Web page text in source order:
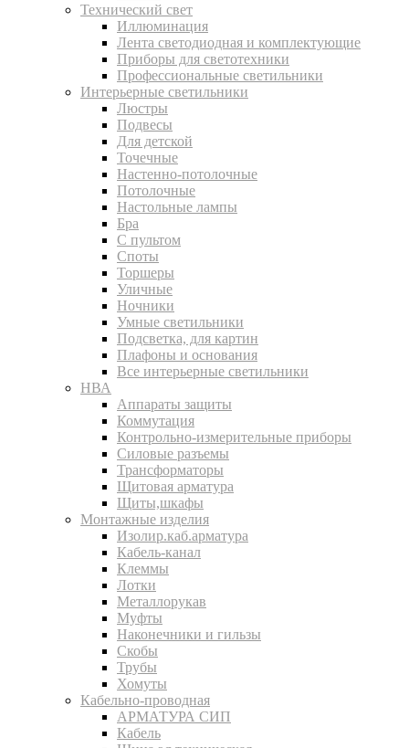
Технический свет
Иллюминация
Лента светодиодная и комплектующие
Приборы для светотехники
Профессиональные светильники
Интерьерные светильники
Люстры
Подвесы
Для детской
Точечные
Настенно-потолочные
Потолочные
Настольные лампы
Бра
С пультом
Споты
Торшеры
Уличные
Ночники
Умные светильники
Подсветка, для картин
Плафоны и основания
Все интерьерные светильники
НВА
Аппараты защиты
Коммутация
Контрольно-измерительные приборы
Силовые разъемы
Трансформаторы
Щитовая арматура
Щиты,шкафы
Монтажные изделия
Изолир.каб.арматура
Кабель-канал
Клеммы
Лотки
Металлорукав
Муфты
Наконечники и гильзы
Скобы
Трубы
Хомуты
Кабельно-проводная
АРМАТУРА СИП
Кабель